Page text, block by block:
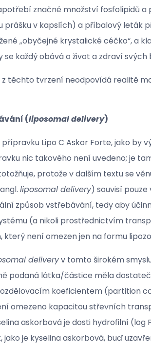
značné množství fosfolipidů
v kapslích) a příbalový leták
„obyčejné krystalické céčko“, a
každý obává o život a zdraví svých
těchto tvrzení neodpovídá realitě
(liposomal delivery)
Lipo C Askor Forte, jako
nic takového není uvedeno; je
protože v dalším textu se
liposomal delivery) souvisí pouze
způsob vstřebávání, tedy aby
(a nikoli prostřednictvím
není omezen jen na formu
deliveryv tomto širokém
podaná látka/částice měla
koeficientem (partition
omezeno kapacitou střevních
askorbová je dosti hydrofilní
je kyselina askorbová, buď